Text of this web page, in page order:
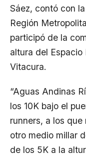
Sáez, contó con
Región
participó de la
altura del
Vitacura.
“Aguas Andinas
los 10K bajo el
runners, a los
otro medio millar
de los 5K a la